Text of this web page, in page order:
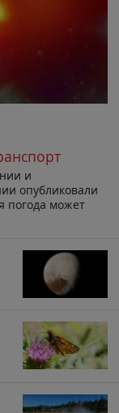
и
опубликовали
погода может